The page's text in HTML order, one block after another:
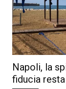
Napoli, la
fiducia